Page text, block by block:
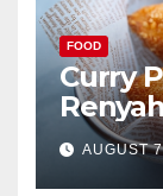
FOOD
Curry
AUGUST